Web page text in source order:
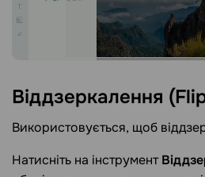
Віддзеркалення
Використовується, щоб
Натисніть на інструмент